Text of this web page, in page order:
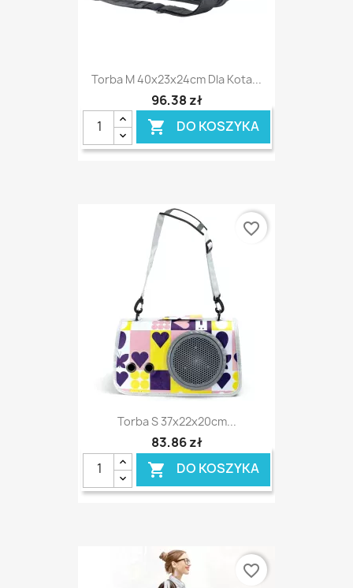
Torba M 40x23x24cm Dla Kota...
96,38 zł
 DO KOSZYKA
Torba S 37x22x20cm...
83,86 zł
 DO KOSZYKA
favorite_border
favorite_border